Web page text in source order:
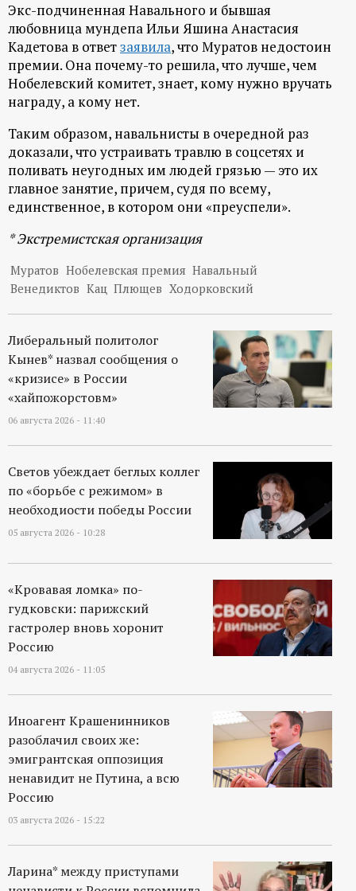
Экс-подчиненная Навального и бывшая
любовница мундепа Ильи Яшина Анастасия
Кадетова в ответзаявила, что Муратов недостоин
премии. Она почему-то решила, что лучше, чем
Нобелевский комитет, знает, кому нужно вручать
награду, а кому нет.
Таким образом, навальнисты в очередной раз
доказали, что устраивать травлю в соцсетях и
поливать неугодных им людей грязью — это их
главное занятие, причем, судя по всему,
единственное, в котором они «преуспели».
* Экстремистская организация
Муратов Нобелевская премия Навальный
Венедиктов Кац Плющев Ходорковский
Либеральный политолог
Кынев* назвал сообщения о
«кризисе» в России
«хайпожорстовм»
06 августа 2026 - 11:40
Светов убеждает беглых коллег
по «борьбе с режимом» в
необходиости победы России
05 августа 2026 - 10:28
«Кровавая ломка» по-
гудковски: парижский
гастролер вновь хоронит
Россию
04 августа 2026 - 11:05
Иноагент Крашенинников
разоблачил своих же:
эмигрантская оппозиция
ненавидит не Путина, а всю
Россию
03 августа 2026 - 15:22
Ларина* между приступами